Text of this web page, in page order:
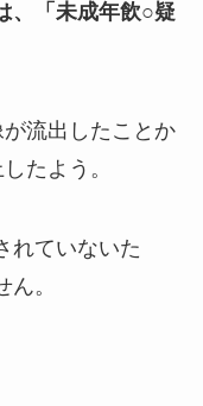
、「未成年飲○疑
流出したことか
たよう。
れていないた
。